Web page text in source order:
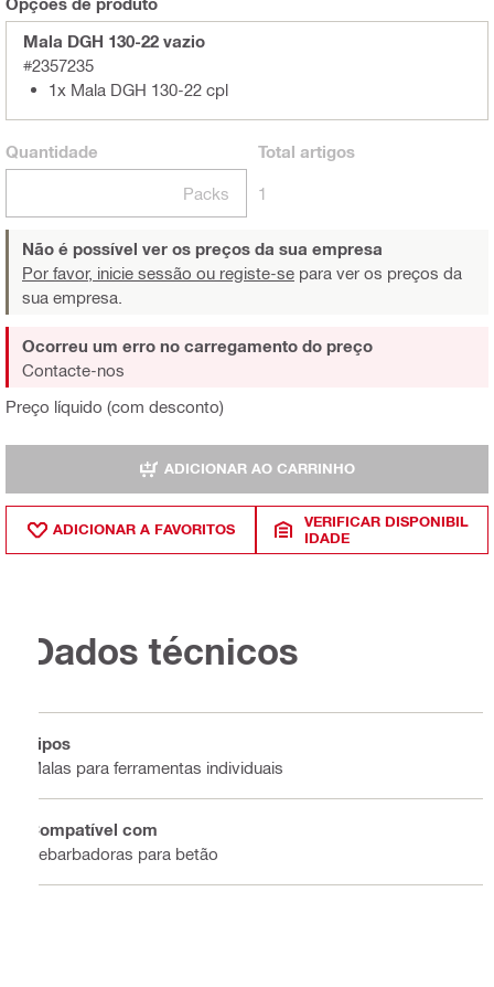
Mala DGH 130-22 vazio
#2357235
1x Mala DGH 130-22 cpl
Quantidade
Packs
Total artigos
1
Não é possível ver os preços da sua empresa
Por favor, inicie sessão ou registe-se para ver os preços da
sua empresa.
Preço líquido (com desconto)
Ocorreu um erro no carregamento do preço
Contacte-nos
ADICIONAR AO CARRINHO
ADICIONAR A FAVORITOS
VERIFICAR DISPONIBIL
IDADE
Dados técnicos
Tipos
Malas para ferramentas individuais
Compatível com
Rebarbadoras para betão